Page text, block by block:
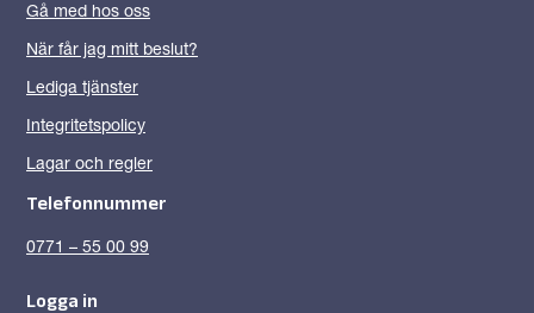
Gå med hos oss
När får jag mitt beslut?
Lediga tjänster
Integritetspolicy
Lagar och regler
Telefonnummer
0771 – 55 00 99
Logga in